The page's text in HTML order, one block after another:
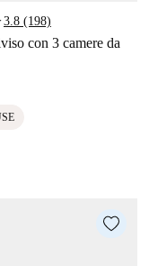
3.8 (198)
con 3 camere da